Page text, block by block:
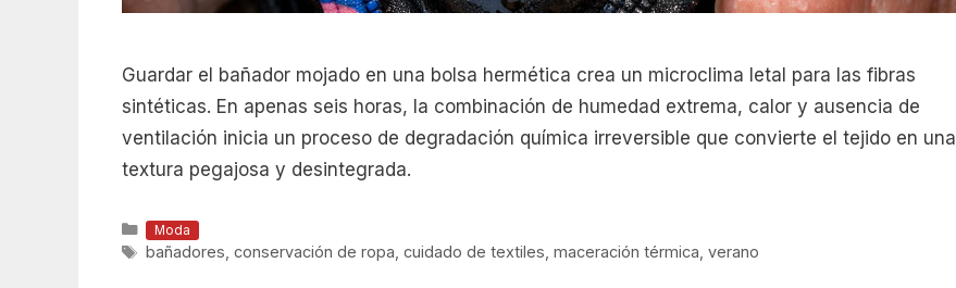
Guardar el bañador mojado en una bolsa hermética crea un microclima letal para las fibras
sintéticas. En apenas seis horas, la combinación de humedad extrema, calor y ausencia de
ventilación inicia un proceso de degradación química irreversible que convierte el tejido en una
textura pegajosa y desintegrada.
Categorías
Moda
Etiquetas
bañadores conservación de ropa cuidado de textiles maceración térmica verano